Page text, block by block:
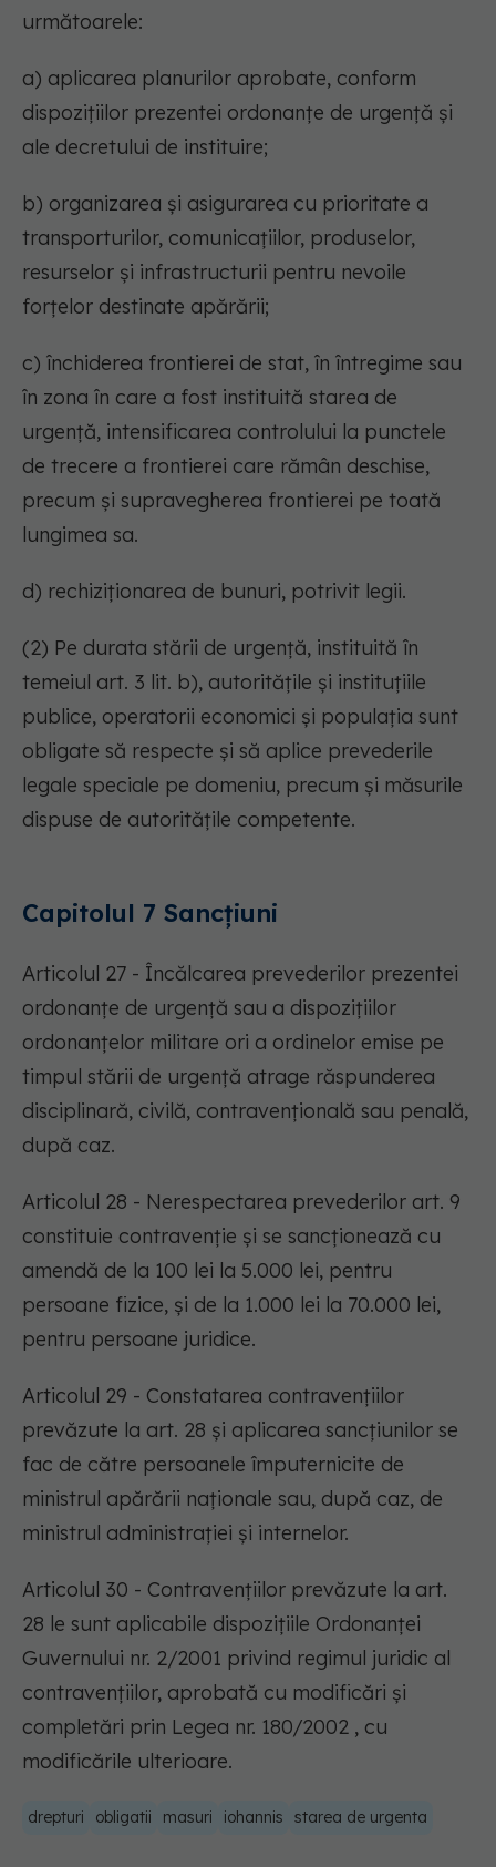
următoarele:
a) aplicarea planurilor aprobate, conform
dispozițiilor prezentei ordonanțe de urgență și
ale decretului de instituire;
b) organizarea și asigurarea cu prioritate a
transporturilor, comunicațiilor, produselor,
resurselor și infrastructurii pentru nevoile
forțelor destinate apărării;
c) închiderea frontierei de stat, în întregime sau
în zona în care a fost instituită starea de
urgență, intensificarea controlului la punctele
de trecere a frontierei care rămân deschise,
precum și supravegherea frontierei pe toată
lungimea sa.
d) rechiziționarea de bunuri, potrivit legii.
(2) Pe durata stării de urgență, instituită în
temeiul art. 3 lit. b), autoritățile și instituțiile
publice, operatorii economici și populația sunt
obligate să respecte și să aplice prevederile
legale speciale pe domeniu, precum și măsurile
dispuse de autoritățile competente.
Capitolul 7 Sancțiuni
Articolul 27 - Încălcarea prevederilor prezentei
ordonanțe de urgență sau a dispozițiilor
ordonanțelor militare ori a ordinelor emise pe
timpul stării de urgență atrage răspunderea
disciplinară, civilă, contravențională sau penală,
după caz.
Articolul 28 - Nerespectarea prevederilor art. 9
constituie contravenție și se sancționează cu
amendă de la 100 lei la 5.000 lei, pentru
persoane fizice, și de la 1.000 lei la 70.000 lei,
pentru persoane juridice.
Articolul 29 - Constatarea contravențiilor
prevăzute la art. 28 și aplicarea sancțiunilor se
fac de către persoanele împuternicite de
ministrul apărării naționale sau, după caz, de
ministrul administrației și internelor.
Articolul 30 - Contravențiilor prevăzute la art.
28 le sunt aplicabile dispozițiile Ordonanței
Guvernului nr. 2/2001 privind regimul juridic al
contravențiilor, aprobată cu modificări și
completări prin Legea nr. 180/2002 , cu
modificările ulterioare.
drepturi obligatii masuri iohannis starea de urgenta